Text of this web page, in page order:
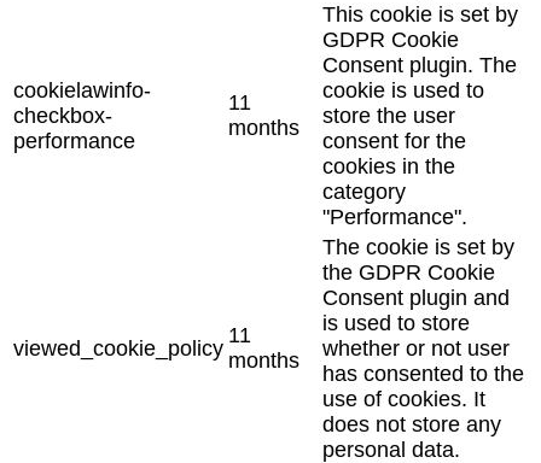
cookielawinfo-
checkbox-
performance
11
months
This cookie is set by
GDPR Cookie
Consent plugin. The
cookie is used to
store the user
consent for the
cookies in the
category
"Performance".
viewed_cookie_policy
11
months
The cookie is set by
the GDPR Cookie
Consent plugin and
is used to store
whether or not user
has consented to the
use of cookies. It
does not store any
personal data.